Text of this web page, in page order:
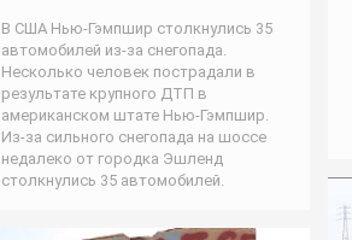
В США Нью-Гэмпшир столкнулись 35
автомобилей из-за снегопада.
Несколько человек пострадали в
результате крупного ДТП в
американском штате Нью-Гэмпшир.
Из-за сильного снегопада на шоссе
недалеко от городка Эшленд
столкнулись 35 автомобилей.